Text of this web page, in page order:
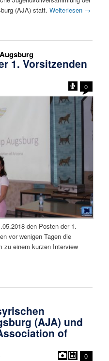
(AJA) statt.Weiterlesen →
1. Vorsitzenden
0
den Posten der 1.
vor wenigen Tagen die
zu einem kurzen Interview
(AJA) und
of
0